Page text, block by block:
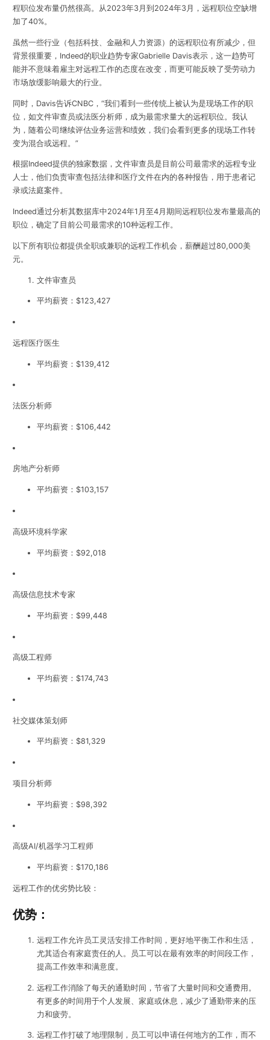
程职位发布量仍然很高。从2023年3月到2024年3月，远程职位空缺增
加了40%。
虽然一些行业（包括科技、金融和人力资源）的远程职位有所减少，但
背景很重要，Indeed的职业趋势专家Gabrielle Davis表示，这一趋势可
能并不意味着雇主对远程工作的态度在改变，而更可能反映了受劳动力
市场放缓影响最大的行业。
同时，Davis告诉CNBC，“我们看到一些传统上被认为是现场工作的职
位，如文件审查员或法医分析师，成为最需求量大的远程职位。我认
为，随着公司继续评估业务运营和绩效，我们会看到更多的现场工作转
变为混合或远程。”
根据Indeed提供的独家数据，文件审查员是目前公司最需求的远程专业
人士，他们负责审查包括法律和医疗文件在内的各种报告，用于患者记
录或法庭案件。
Indeed通过分析其数据库中2024年1月至4月期间远程职位发布量最高的
职位，确定了目前公司最需求的10种远程工作。
以下所有职位都提供全职或兼职的远程工作机会，薪酬超过80,000美
元。
文件审查员
平均薪资：$123,427
远程医疗医生
平均薪资：$139,412
法医分析师
平均薪资：$106,442
房地产分析师
平均薪资：$103,157
高级环境科学家
平均薪资：$92,018
高级信息技术专家
平均薪资：$99,448
高级工程师
平均薪资：$174,743
社交媒体策划师
平均薪资：$81,329
项目分析师
平均薪资：$98,392
高级AI/机器学习工程师
平均薪资：$170,186
远程工作的优劣势比较：
优势：
远程工作允许员工灵活安排工作时间，更好地平衡工作和生活，
尤其适合有家庭责任的人。员工可以在最有效率的时间段工作，
提高工作效率和满意度。
远程工作消除了每天的通勤时间，节省了大量时间和交通费用。
有更多的时间用于个人发展、家庭或休息，减少了通勤带来的压
力和疲劳。
远程工作打破了地理限制，员工可以申请任何地方的工作，而不